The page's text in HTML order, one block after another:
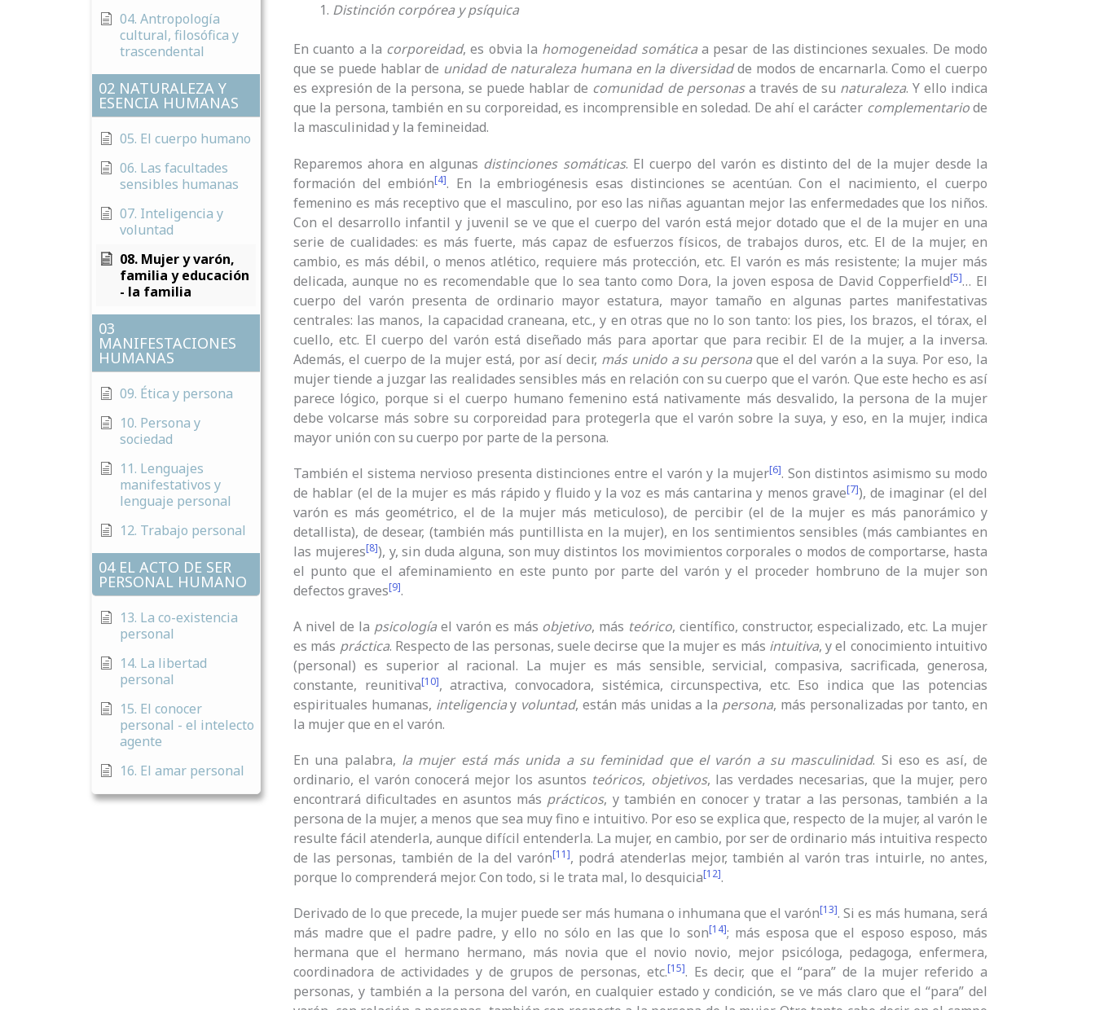
04. Antropología
cultural, filosófica y
trascendental
02 NATURALEZA Y
ESENCIA HUMANAS
05. El cuerpo humano
06. Las facultades
sensibles humanas
07. Inteligencia y
voluntad
08. Mujer y varón,
familia y educación
- la familia
03
MANIFESTACIONES
HUMANAS
09. Ética y persona
10. Persona y
sociedad
11. Lenguajes
manifestativos y
lenguaje personal
12. Trabajo personal
04 EL ACTO DE SER
PERSONAL HUMANO
13. La co-existencia
personal
14. La libertad
personal
15. El conocer
personal - el intelecto
agente
16. El amar personal
Distinción corpórea y psíquica
En cuanto a la corporeidad, es obvia la homogeneidad somáticaa pesar de las distinciones sexuales. De modo
que se puede hablar de unidad de naturaleza humana en la diversidadde modos de encarnarla. Como el cuerpo
es expresión de la persona, se puede hablar de comunidad de personasa través de su naturaleza. Y ello indica
que la persona, también en su corporeidad, es incomprensible en soledad. De ahí el carácter complementariode
la masculinidad y la femineidad.
Reparemos ahora en algunas distinciones somáticas. El cuerpo del varón es distinto del de la mujer desde la
formación del embión[4]. En la embriogénesis esas distinciones se acentúan. Con el nacimiento, el cuerpo
femenino es más receptivo que el masculino, por eso las niñas aguantan mejor las enfermedades que los niños.
Con el desarrollo infantil y juvenil se ve que el cuerpo del varón está mejor dotado que el de la mujer en una
serie de cualidades: es más fuerte, más capaz de esfuerzos físicos, de trabajos duros, etc. El de la mujer, en
cambio, es más débil, o menos atlético, requiere más protección, etc. El varón es más resistente; la mujer más
delicada, aunque no es recomendable que lo sea tanto como Dora, la joven esposa de David Copperfield[5]… El
cuerpo del varón presenta de ordinario mayor estatura, mayor tamaño en algunas partes manifestativas
centrales: las manos, la capacidad craneana, etc., y en otras que no lo son tanto: los pies, los brazos, el tórax, el
cuello, etc. El cuerpo del varón está diseñado más para aportar que para recibir. El de la mujer, a la inversa.
Además, el cuerpo de la mujer está, por así decir, más unido a su personaque el del varón a la suya. Por eso, la
mujer tiende a juzgar las realidades sensibles más en relación con su cuerpo que el varón. Que este hecho es así
parece lógico, porque si el cuerpo humano femenino está nativamente más desvalido, la persona de la mujer
debe volcarse más sobre su corporeidad para protegerla que el varón sobre la suya, y eso, en la mujer, indica
mayor unión con su cuerpo por parte de la persona.
También el sistema nervioso presenta distinciones entre el varón y la mujer[6]. Son distintos asimismo su modo
de hablar (el de la mujer es más rápido y fluido y la voz es más cantarina y menos grave[7]), de imaginar (el del
varón es más geométrico, el de la mujer más meticuloso), de percibir (el de la mujer es más panorámico y
detallista), de desear, (también más puntillista en la mujer), en los sentimientos sensibles (más cambiantes en
las mujeres[8]), y, sin duda alguna, son muy distintos los movimientos corporales o modos de comportarse, hasta
el punto que el afeminamiento en este punto por parte del varón y el proceder hombruno de la mujer son
defectos graves[9].
A nivel de la psicologíael varón es más objetivo, más teórico, científico, constructor, especializado, etc. La mujer
es más práctica. Respecto de las personas, suele decirse que la mujer es más intuitiva, y el conocimiento intuitivo
(personal) es superior al racional. La mujer es más sensible, servicial, compasiva, sacrificada, generosa,
constante, reunitiva[10], atractiva, convocadora, sistémica, circunspectiva, etc. Eso indica que las potencias
espirituales humanas, inteligenciay voluntad, están más unidas a la persona, más personalizadas por tanto, en
la mujer que en el varón.
En una palabra, la mujer está más unida a su feminidad que el varón a su masculinidad. Si eso es así, de
ordinario, el varón conocerá mejor los asuntos teóricos, objetivos, las verdades necesarias, que la mujer, pero
encontrará dificultades en asuntos más prácticos, y también en conocer y tratar a las personas, también a la
persona de la mujer, a menos que sea muy fino e intuitivo. Por eso se explica que, respecto de la mujer, al varón le
resulte fácil atenderla, aunque difícil entenderla. La mujer, en cambio, por ser de ordinario más intuitiva respecto
de las personas, también de la del varón[11], podrá atenderlas mejor, también al varón tras intuirle, no antes,
porque lo comprenderá mejor. Con todo, si le trata mal, lo desquicia[12].
Derivado de lo que precede, la mujer puede ser más humana o inhumana que el varón[13]. Si es más humana, será
más madre que el padre padre, y ello no sólo en las que lo son[14]; más esposa que el esposo esposo, más
hermana que el hermano hermano, más novia que el novio novio, mejor psicóloga, pedagoga, enfermera,
coordinadora de actividades y de grupos de personas, etc.[15]. Es decir, que el “para” de la mujer referido a
personas, y también a la persona del varón, en cualquier estado y condición, se ve más claro que el “para” del